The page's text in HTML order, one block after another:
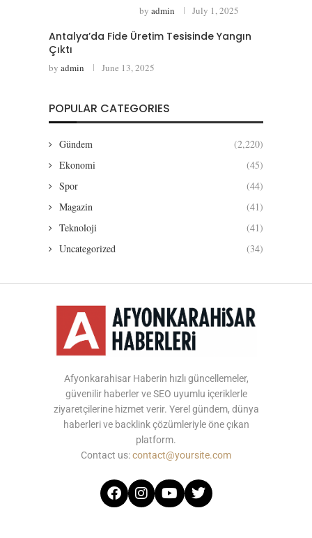
by admin July 1, 2025
Antalya’da Fide Üretim Tesisinde Yangın
Çıktı
by admin June 13, 2025
POPULAR CATEGORIES
Gündem
(2,220)
Ekonomi
(45)
Spor
(44)
Magazin
(41)
Teknoloji
(41)
Uncategorized
(34)
Afyonkarahisar Haberin hızlı güncellemeler,
güvenilir haberler ve SEO uyumlu içeriklerle
ziyaretçilerine hizmet verir. Yerel gündem, dünya
haberleri ve backlink çözümleriyle öne çıkan
platform.
Contact us:contact@yoursite.com